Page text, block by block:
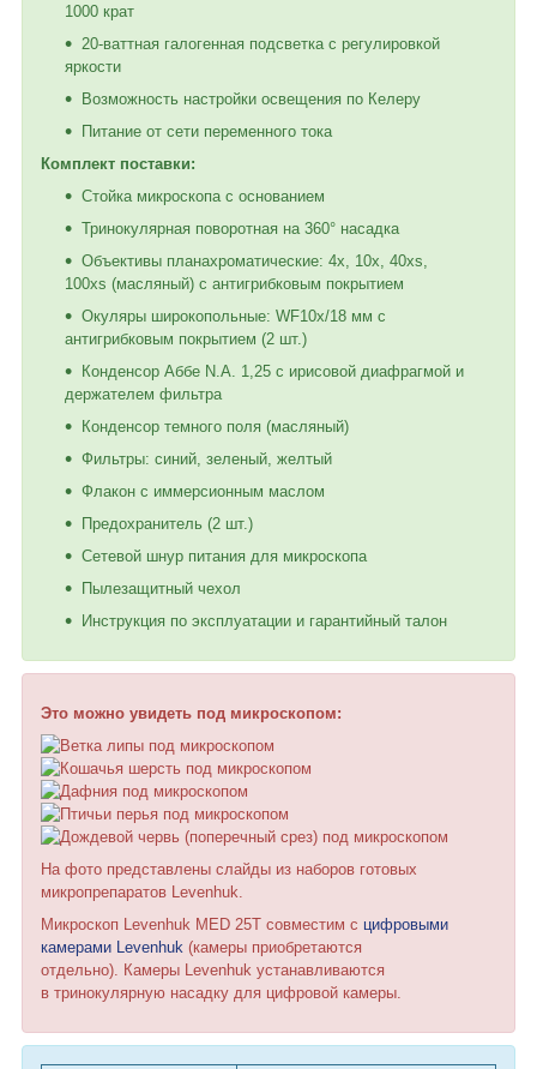
1000 крат
20-ваттная галогенная подсветка с регулировкой
яркости
Возможность настройки освещения по Келеру
Питание от сети переменного тока
Комплект поставки:
Стойка микроскопа с основанием
Тринокулярная поворотная на 360° насадка
Объективы планахроматические: 4х, 10х, 40xs,
100хs (масляный) с антигрибковым покрытием
Окуляры широкопольные: WF10x/18 мм с
антигрибковым покрытием (2 шт.)
Конденсор Аббе N.A. 1,25 с ирисовой диафрагмой и
держателем фильтра
Конденсор темного поля (масляный)
Фильтры: синий, зеленый, желтый
Флакон с иммерсионным маслом
Предохранитель (2 шт.)
Сетевой шнур питания для микроскопа
Пылезащитный чехол
Инструкция по эксплуатации и гарантийный талон
Это можно увидеть под микроскопом:
На фото представлены слайды из наборов готовых
микропрепаратов Levenhuk.
Микроскоп Levenhuk MED 25T совместим с цифровыми
камерами Levenhuk (камеры приобретаются
отдельно). Камеры Levenhuk устанавливаются
в тринокулярную насадку для цифровой камеры.